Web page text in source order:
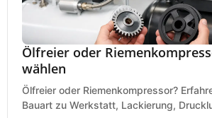
Ölfreier oder
wählen
Ölfreier oder Riemenkompressor?
Bauart zu Werkstatt, Lackierung,